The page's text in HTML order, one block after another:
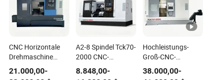
CNC Horizontale
Drehmaschine
Tck6350b 30 Grad
Schrägbett
21.000,00-
A2-8 Spindel Tck70-
2000 CNC-
Drehmaschine
Hochpräzise
8.848,00-
Hochleistungs-
Groß-CNC-
Fräsmaschine für
präzises Schneiden
38.000,00-